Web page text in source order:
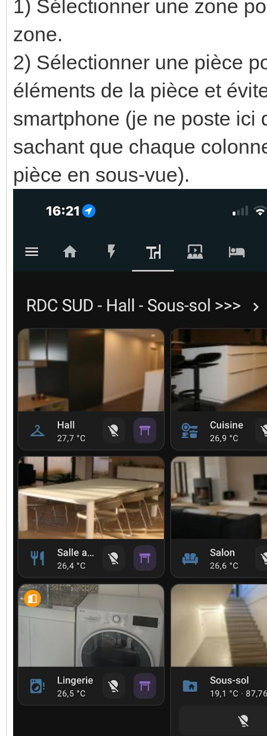
1) Sélectionner une zone
zone.
2) Sélectionner une pièce
éléments de la pièce et
smartphone (je ne poste ici
sachant que chaque
pièce en sous-vue).